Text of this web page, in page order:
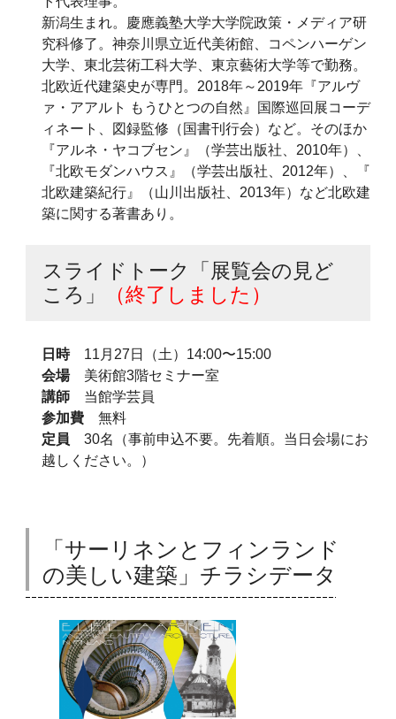
新潟生まれ。慶應義塾大学大学院政策・メディア研
究科修了。神奈川県立近代美術館、コペンハーゲン
大学、東北芸術工科大学、東京藝術大学等で勤務。
北欧近代建築史が専門。2018年～2019年『アルヴ
ァ・アアルト もうひとつの自然』国際巡回展コーデ
ィネート、図録監修（国書刊行会）など。そのほか
『アルネ・ヤコブセン』（学芸出版社、2010年）、
『北欧モダンハウス』（学芸出版社、2012年）、『
北欧建築紀行』（山川出版社、2013年）など北欧建
築に関する著書あり。
スライドトーク「展覧会の見ど
ころ」
（終了しました）
日時11月27日（土）14:00〜15:00
会場美術館3階セミナー室
講師当館学芸員
参加費無料
定員 30名（事前申込不要。先着順。当日会場にお
越しください。）
「サーリネンとフィンランド
の美しい建築」チラシデータ